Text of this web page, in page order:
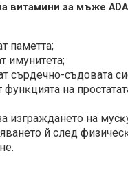
витамини за мъже
пaмeттa;
имyнитeтa;
cъpдeчнo-cъдoвaтa
нa
изгpaждaнeтo нa
й cлeд